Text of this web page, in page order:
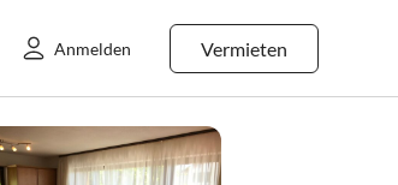
Vermieten
Anmelden